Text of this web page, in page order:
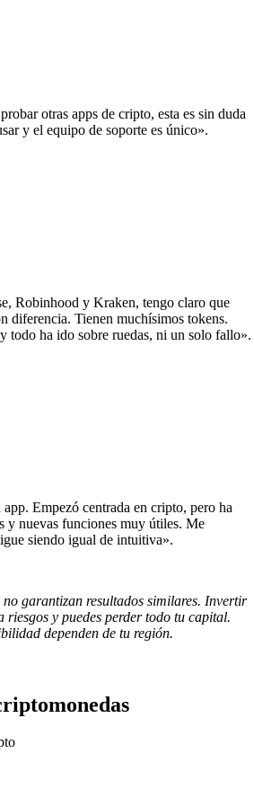
otras apps de cripto, esta es sin duda
y el equipo de soporte es único».
Robinhood y Kraken, tengo claro que
diferencia. Tienen muchísimos tokens.
todo ha ido sobre ruedas, ni un solo fallo».
Empezó centrada en cripto, pero ha
y nuevas funciones muy útiles. Me
siendo igual de intuitiva».
garantizan resultados similares. Invertir
riesgos y puedes perder todo tu capital.
dependen de tu región.